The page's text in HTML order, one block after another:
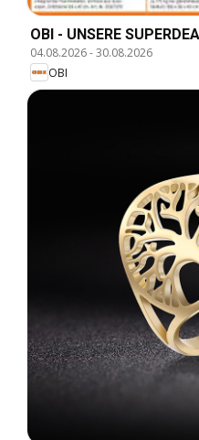
OBI - UNSERE
04.08.2026-30.08.2026
OBI